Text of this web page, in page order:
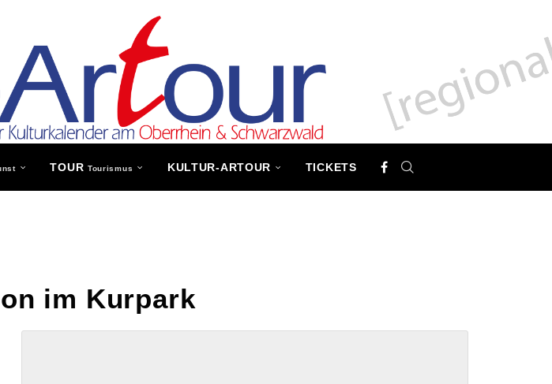
TOUR Tourismus KULTUR-ARTOUR TICKETS
im Kurpark